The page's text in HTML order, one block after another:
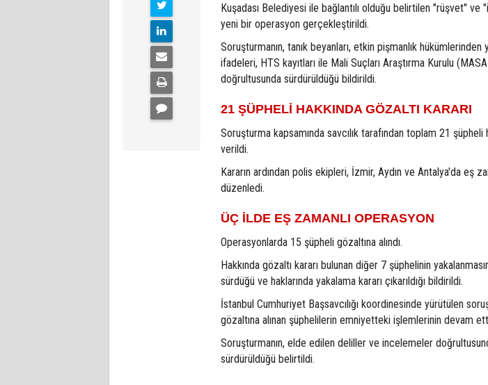
Kuşadası Belediyesi ile bağlantılı olduğu belirtilen "rüşvet" ve
yeni bir operasyon gerçekleştirildi.
Soruşturmanın, tanık beyanları, etkin pişmanlık hükümlerinden
ifadeleri, HTS kayıtları ile Mali Suçları Araştırma Kurulu
doğrultusunda sürdürüldüğü bildirildi.
21 ŞÜPHELİ HAKKINDA GÖZALTI KARARI
Soruşturma kapsamında savcılık tarafından toplam 21 şüpheli
verildi.
Kararın ardından polis ekipleri, İzmir, Aydın ve Antalya'da eş
düzenledi.
ÜÇ İLDE EŞ ZAMANLI OPERASYON
Operasyonlarda 15 şüpheli gözaltına alındı.
Hakkında gözaltı kararı bulunan diğer 7 şüphelinin
sürdüğü ve haklarında yakalama kararı çıkarıldığı bildirildi.
İstanbul Cumhuriyet Başsavcılığı koordinesinde yürütülen
gözaltına alınan şüphelilerin emniyetteki işlemlerinin devam
Soruşturmanın, elde edilen deliller ve incelemeler
sürdürüldüğü belirtildi.